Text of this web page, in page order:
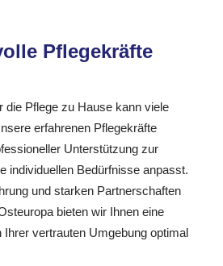
Pflegekräfte
die Pflege zu Hause kann viele
erfahrenen Pflegekräfte
Unterstützung zur
individuellen Bedürfnisse anpasst.
und starken Partnerschaften
bieten wir Ihnen eine
Ihrer vertrauten Umgebung optimal